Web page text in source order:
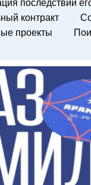
контракт
проекты